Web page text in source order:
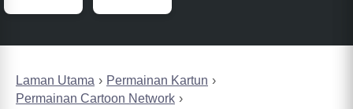
Laman Utama
Permainan Kartun
Permainan Cartoon Network